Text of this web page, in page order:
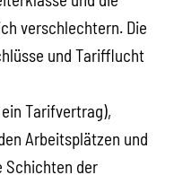
verschlechtern. Die
und Tarifflucht
Tarifvertrag),
Arbeitsplätzen und
Schichten der